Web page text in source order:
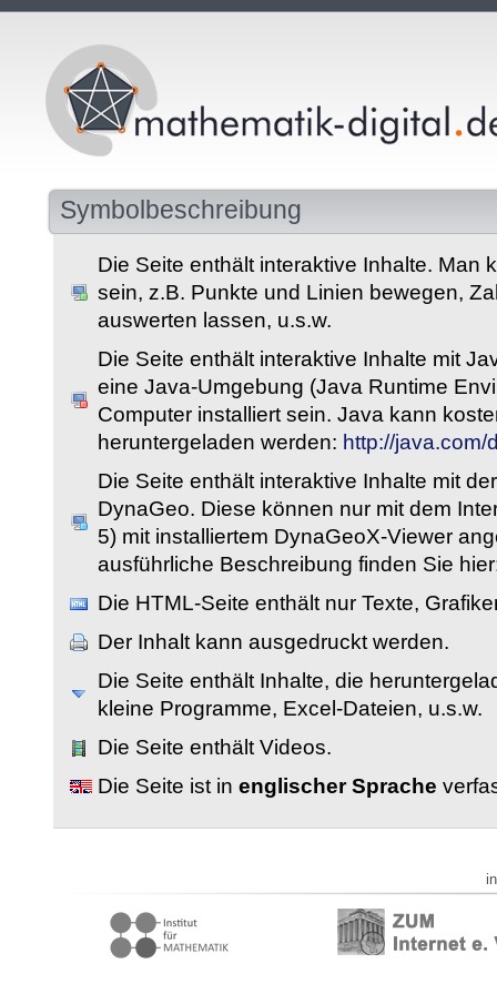
Symbolbeschreibung
Die Seite enthält interaktive Inhalte. Man
sein, z.B. Punkte und Linien bewegen,
auswerten lassen, u.s.w.
Die Seite enthält interaktive Inhalte mit
eine Java-Umgebung (Java Runtime
Computer installiert sein. Java kann
heruntergeladen werden: http://
Die Seite enthält interaktive Inhalte mit
DynaGeo. Diese können nur mit dem
5) mit installiertem DynaGeoX-Viewer
ausführliche Beschreibung finden Sie
Die HTML-Seite enthält nur Texte,
Der Inhalt kann ausgedruckt werden.
Die Seite enthält Inhalte, die
kleine Programme, Excel-Dateien, u.s.w.
Die Seite enthält Videos.
Die Seite ist in englischer Sprache